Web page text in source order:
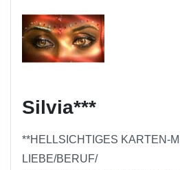
Silvia***
**HELLSICHTIGES KARTEN-
LIEBE/BERUF/